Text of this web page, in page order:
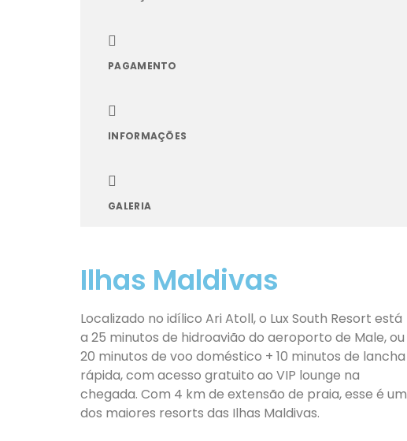
PAGAMENTO
INFORMAÇÕES
GALERIA
Ilhas Maldivas
Localizado no idílico Ari Atoll, o Lux South Resort está
a 25 minutos de hidroavião do aeroporto de Male, ou
20 minutos de voo doméstico + 10 minutos de lancha
rápida, com acesso gratuito ao VIP lounge na
chegada. Com 4 km de extensão de praia, esse é um
dos maiores resorts das Ilhas Maldivas.